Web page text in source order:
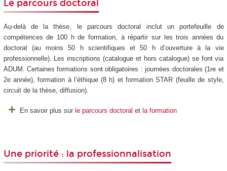
Le parcours doctoral
Au-delà de la thèse, le parcours doctoral inclut un portefeuille de
compétences de 100 h de formation, à répartir sur les trois années du
doctorat (au moins 50 h scientifiques et 50 h d’ouverture à la vie
professionnelle). Les inscriptions (catalogue et hors catalogue) se font via
ADUM. Certaines formations sont obligatoires : journées doctorales (1re et
2e année), formation à l’éthique (8 h) et formation STAR (feuille de style,
circuit de la thèse, diffusion).
En savoir plus sur le parcours doctoral et la formation
Une priorité : la professionnalisation